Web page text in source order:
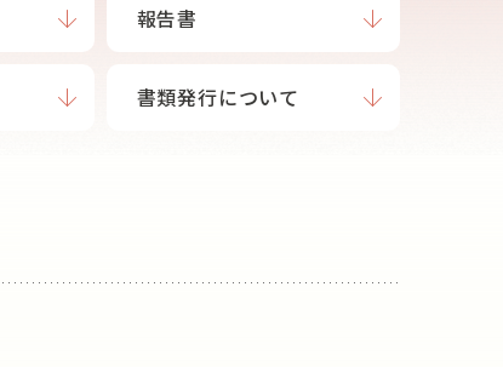
報告書
書類発行について